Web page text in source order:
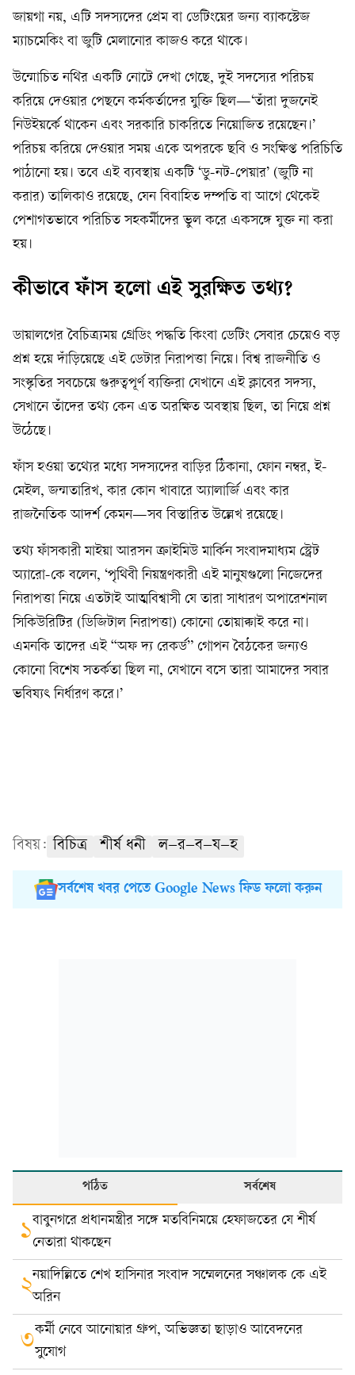
জায়গা নয়, এটি সদস্যদের প্রেম বা ডেটিংয়ের জন্য ব্যাকস্টেজ
ম্যাচমেকিং বা জুটি মেলানোর কাজও করে থাকে।
উন্মোচিত নথির একটি নোটে দেখা গেছে, দুই সদস্যের পরিচয়
করিয়ে দেওয়ার পেছনে কর্মকর্তাদের যুক্তি ছিল—‘তাঁরা দুজনেই
নিউইয়র্কে থাকেন এবং সরকারি চাকরিতে নিয়োজিত রয়েছেন।’
পরিচয় করিয়ে দেওয়ার সময় একে অপরকে ছবি ও সংক্ষিপ্ত পরিচিতি
পাঠানো হয়। তবে এই ব্যবস্থায় একটি ‘ডু-নট-পেয়ার’ (জুটি না
করার) তালিকাও রয়েছে, যেন বিবাহিত দম্পতি বা আগে থেকেই
পেশাগতভাবে পরিচিত সহকর্মীদের ভুল করে একসঙ্গে যুক্ত না করা
হয়।
কীভাবে ফাঁস হলো এই সুরক্ষিত তথ্য?
ডায়ালগের বৈচিত্র্যময় গ্রেডিং পদ্ধতি কিংবা ডেটিং সেবার চেয়েও বড়
প্রশ্ন হয়ে দাঁড়িয়েছে এই ডেটার নিরাপত্তা নিয়ে। বিশ্ব রাজনীতি ও
সংস্কৃতির সবচেয়ে গুরুত্বপূর্ণ ব্যক্তিরা যেখানে এই ক্লাবের সদস্য,
সেখানে তাঁদের তথ্য কেন এত অরক্ষিত অবস্থায় ছিল, তা নিয়ে প্রশ্ন
উঠেছে।
ফাঁস হওয়া তথ্যের মধ্যে সদস্যদের বাড়ির ঠিকানা, ফোন নম্বর, ই-
মেইল, জন্মতারিখ, কার কোন খাবারে অ্যালার্জি এবং কার
রাজনৈতিক আদর্শ কেমন—সব বিস্তারিত উল্লেখ রয়েছে।
তথ্য ফাঁসকারী মাইয়া আরসন ক্রাইমিউ মার্কিন সংবাদমাধ্যম স্ট্রেট
অ্যারো-কে বলেন, ‘পৃথিবী নিয়ন্ত্রণকারী এই মানুষগুলো নিজেদের
নিরাপত্তা নিয়ে এতটাই আত্মবিশ্বাসী যে তারা সাধারণ অপারেশনাল
সিকিউরিটির (ডিজিটাল নিরাপত্তা) কোনো তোয়াক্কাই করে না।
এমনকি তাদের এই “অফ দ্য রেকর্ড” গোপন বৈঠকের জন্যও
কোনো বিশেষ সতর্কতা ছিল না, যেখানে বসে তারা আমাদের সবার
ভবিষ্যৎ নির্ধারণ করে।’
বিষয়: বিচিত্র শীর্ষ ধনী ল–র–ব–য–হ
সর্বশেষ খবর পেতে Google News ফিড ফলো করুন
পঠিত সর্বশেষ
১বাবুনগরে প্রধানমন্ত্রীর সঙ্গে মতবিনিময়ে হেফাজতের যে শীর্ষ
নেতারা থাকছেন
২নয়াদিল্লিতে শেখ হাসিনার সংবাদ সম্মেলনের সঞ্চালক কে এই
অরিন
৩কর্মী নেবে আনোয়ার গ্রুপ, অভিজ্ঞতা ছাড়াও আবেদনের
সুযোগ